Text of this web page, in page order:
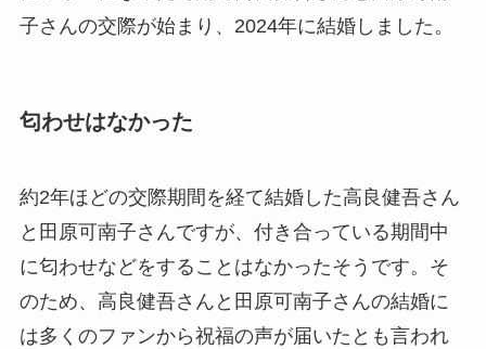
子さんの交際が始まり、2024年に結婚しました。
匂わせはなかった
約2年ほどの交際期間を経て結婚した高良健吾さん
と田原可南子さんですが、付き合っている期間中
に匂わせなどをすることはなかったそうです。そ
のため、高良健吾さんと田原可南子さんの結婚に
は多くのファンから祝福の声が届いたとも言われ